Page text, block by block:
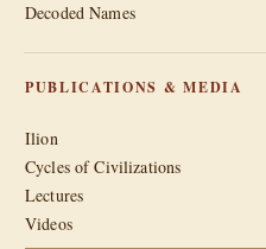
Decoded Names
PUBLICATIONS & MEDIA
Ilion
Cycles of Civilizations
Lectures
Videos